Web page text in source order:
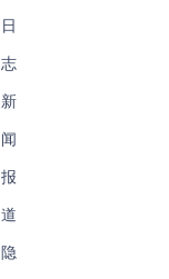
日
志
新
闻
报
道
隐